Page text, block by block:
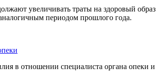
увеличивать траты на здоровый
периодом прошлого года.
в отношении специалиста органа опеки